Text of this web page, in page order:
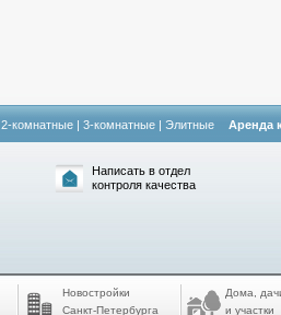
2-комнатные | 3-комнатные | Элитные Аренда
Написать в отдел
контроля качества
Новостройки
Санкт-Петербурга
Дома,
и участки